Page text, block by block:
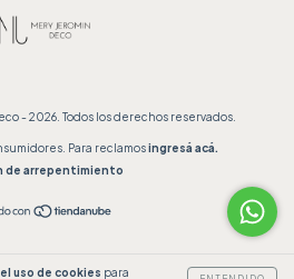
uso de cookies para
- 2026. Todos los derechos reservados.
Para reclamosingresá acá.
de arrepentimiento